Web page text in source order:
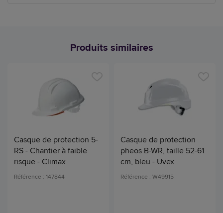
Produits similaires
Casque de protection 5-
RS - Chantier à faible
risque - Climax
Référence : 147844
Casque de protection
pheos B-WR, taille 52-61
cm, bleu - Uvex
Référence : W49915